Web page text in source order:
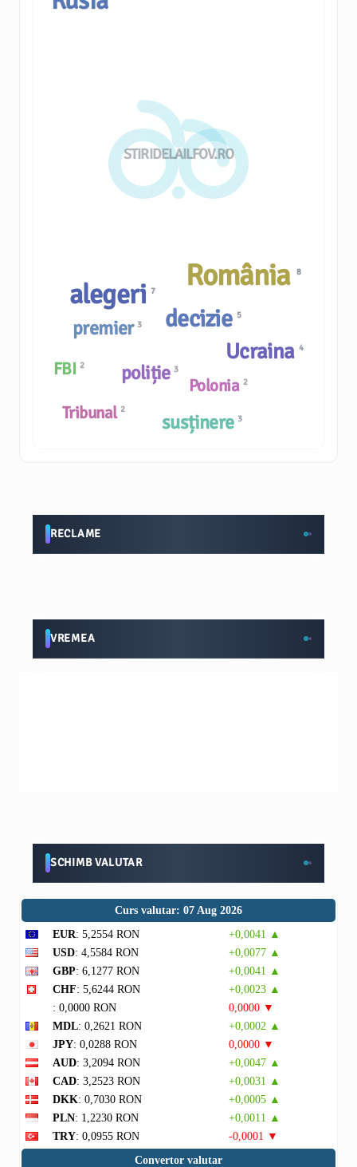
STIRIDELAILFOV.RO
decizie 5
România 8
Tribunal 2
Polonia 2
poliție 3
FBI 2
susținere 3
Ucraina 4
premier 3
alegeri7
RECLAME
VREMEA
SCHIMB VALUTAR
Curs valutar: 07 Aug 2026
EUR: 5,2554 RON
+0,0041 ▲
USD: 4,5584 RON
+0,0077 ▲
GBP: 6,1277 RON
+0,0041 ▲
CHF: 5,6244 RON
+0,0023 ▲
: 0,0000 RON
0,0000 ▼
MDL: 0,2621 RON
+0,0002 ▲
JPY: 0,0288 RON
0,0000 ▼
AUD: 3,2094 RON
+0,0047 ▲
CAD: 3,2523 RON
+0,0031 ▲
DKK: 0,7030 RON
+0,0005 ▲
PLN: 1,2230 RON
+0,0011 ▲
TRY: 0,0955 RON
-0,0001 ▼
Convertor valutar